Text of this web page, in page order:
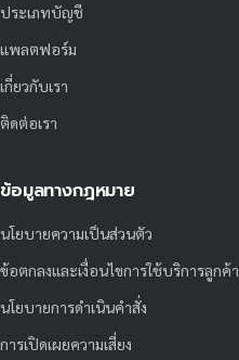
ประเภทบัญชี
แพลตฟอร์ม
เกี่ยวกับเรา
ติดต่อเรา
ข้อมูลทางกฎหมาย
นโยบายความเป็นส่วนตัว
ข้อตกลงและเงื่อนไขการใช้บริการลูกค้า
นโยบายการดำเนินคำสั่ง
การเปิดเผยความเสี่ยง